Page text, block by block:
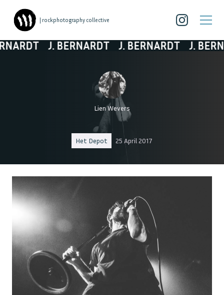
| rockphotography collective
J. BERNARDT J. BERNARDT J.
Lien Wevers
Het Depot 25 April 2017